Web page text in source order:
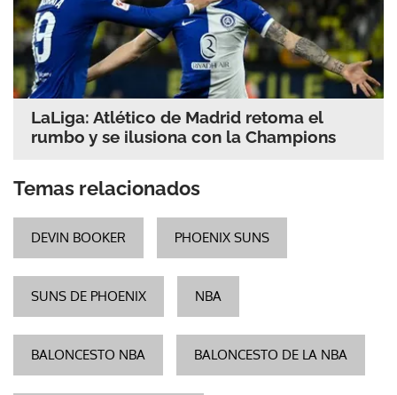
LaLiga: Atlético de Madrid retoma el
rumbo y se ilusiona con la Champions
Temas relacionados
DEVIN BOOKER PHOENIX SUNS
SUNS DE PHOENIX NBA
BALONCESTO NBA BALONCESTO DE LA NBA